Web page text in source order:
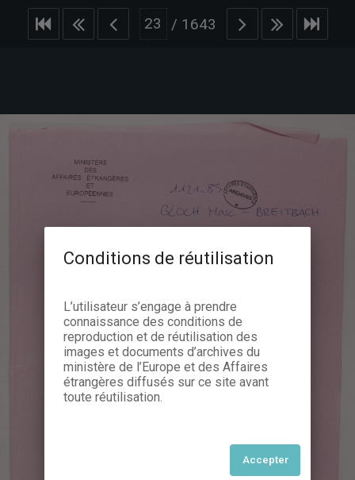
/ 1643
Conditions de réutilisation
L’utilisateur s’engage à prendre
connaissance des conditions de
reproduction et de réutilisation des
images et documents d’archives du
ministère de l’Europe et des Affaires
étrangères diffusés sur ce site avant
toute réutilisation.